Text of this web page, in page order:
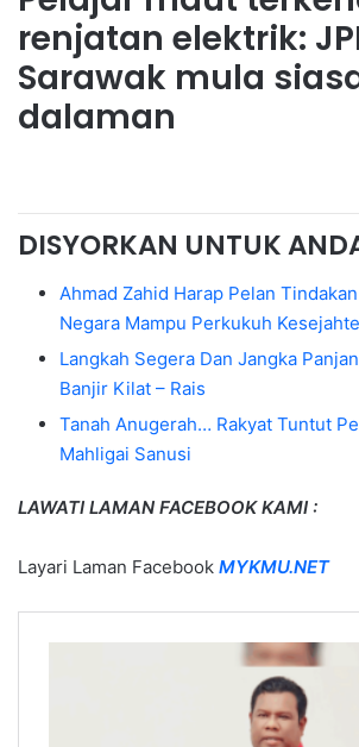
renjatan elektrik:
Sarawak mula
dalaman
DISYORKAN UNTUK
Ahmad Zahid Harap Pelan
Negara Mampu Perkukuh
Langkah Segera Dan Jangka
Banjir Kilat – Rais
Tanah Anugerah… Rakyat Tuntut
Mahligai Sanusi
LAWATI LAMAN FACEBOOK KAMI :
Layari Laman Facebook MYKMU.NET